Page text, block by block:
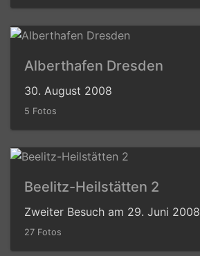
Alberthafen Dresden
30. August 2008
5 Fotos
Beelitz-Heilstätten 2
Zweiter Besuch am 29. Juni 2008
27 Fotos